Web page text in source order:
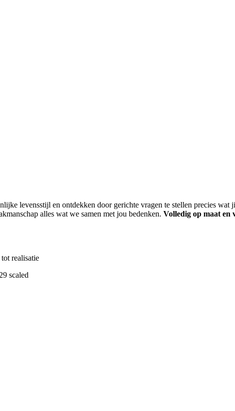
levensstijl en ontdekken door gerichte vragen te stellen precies wat
alles wat we samen met jou bedenken. Volledig op maat en
realisatie